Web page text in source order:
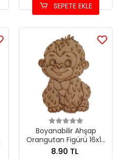
SEPETE EKLE
Boyanabilir Ahşap
Orangutan Figürü 16x10
cm
8.90 TL